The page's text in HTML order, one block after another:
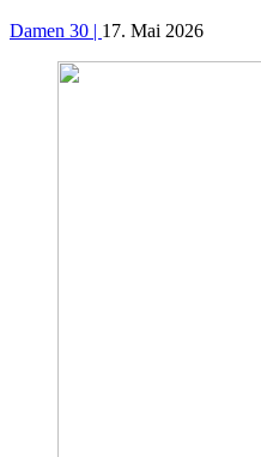
Damen 30 | 17. Mai 2026